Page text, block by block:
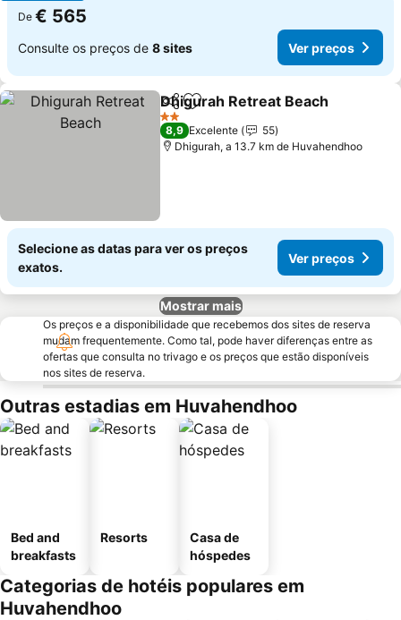
De € 565
Consulte os preços de 8 sites Ver preços
PartilharAdicionar aos favoritos
Dhigurah Retreat Beach
2 Estrelas
8,9 Excelente
55
Dhigurah, a 13.7 km de Huvahendhoo
Selecione as datas para ver os preços
exatos.
Ver preços
Mostrar mais
Os preços e a disponibilidade que recebemos dos sites de reserva
mudam frequentemente. Como tal, pode haver diferenças entre as
ofertas que consulta no trivago e os preços que estão disponíveis
nos sites de reserva.
Outras estadias em Huvahendhoo
Bed and
breakfasts
Resorts
Casa de
hóspedes
Categorias de hotéis populares em
Huvahendhoo